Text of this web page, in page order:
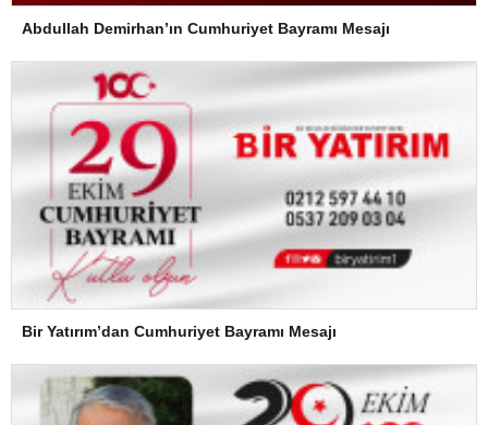
Abdullah Demirhan’ın Cumhuriyet Bayramı Mesajı
Bir Yatırım’dan Cumhuriyet Bayramı Mesajı